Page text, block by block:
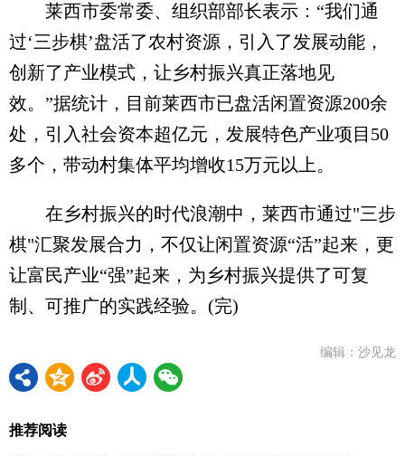
莱西市委常委、组织部部长表示：“我们通
过‘三步棋’盘活了农村资源，引入了发展动能，
创新了产业模式，让乡村振兴真正落地见
效。”据统计，目前莱西市已盘活闲置资源200余
处，引入社会资本超亿元，发展特色产业项目50
多个，带动村集体平均增收15万元以上。
在乡村振兴的时代浪潮中，莱西市通过"三步
棋"汇聚发展合力，不仅让闲置资源“活”起来，更
让富民产业“强”起来，为乡村振兴提供了可复
制、可推广的实践经验。(完)
编辑：沙见龙
推荐阅读